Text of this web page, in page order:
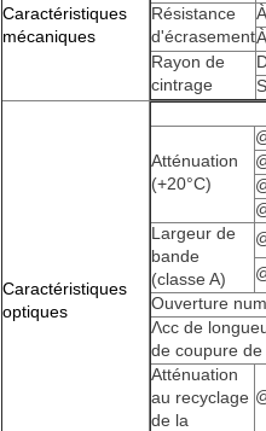
Caractéristiques
mécaniques
Résistance
d'écrasement
Rayon de
cintrage
Caractéristiques
optiques
Atténuation
(+20°C)
Largeur de
bande
(classe A)
Ouverture
Λcc de
de coupure de
Atténuation
au recyclage
de la